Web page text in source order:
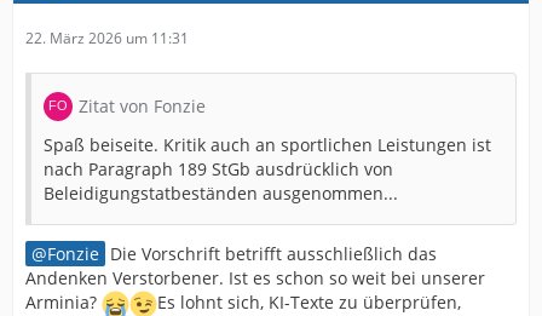
22. März 2026 um 11:31
Zitat von Fonzie
Spaß beiseite. Kritik auch an sportlichen Leistungen ist
nach Paragraph 189 StGb ausdrücklich von
Beleidigungstatbeständen ausgenommen...
Fonzie Die Vorschrift betrifft ausschließlich das
Andenken Verstorbener. Ist es schon so weit bei unserer
Arminia?
Es lohnt sich, KI-Texte zu überprüfen,